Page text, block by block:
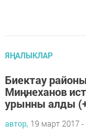
ЯҢАЛЫКЛАР
Биектау
Миңнеханов
урынны алды
автор, 19 март 2017 -